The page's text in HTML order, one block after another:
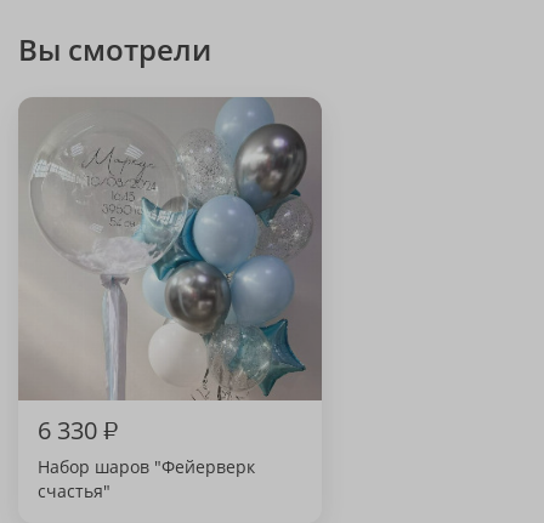
Вы смотрели
6 330₽
Набор шаров "Фейерверк
счастья"